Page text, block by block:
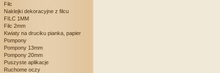
Filc
Naklejki dekoracyjne z filcu
FILC 1MM
Filc 2mm
Kwiaty na druciku pianka, papier
Pompony
Pompony 13mm
Pompony 20mm
Puszyste aplikacje
Ruchome oczy